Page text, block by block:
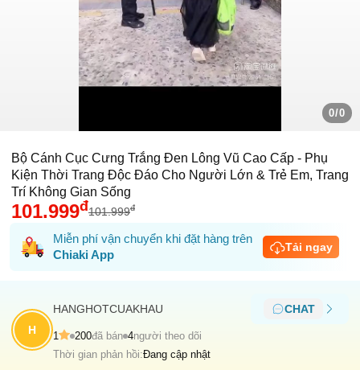
0/0
Bộ Cánh Cục Cưng Trắng Đen Lông Vũ Cao Cấp - Phụ
Kiện Thời Trang Độc Đáo Cho Người Lớn & Trẻ Em, Trang
Trí Không Gian Sống
101.999đ101.999đ
Miễn phí vận chuyển khi đặt hàng trên
Chiaki App
Tải ngay
H
HANGHOTCUAKHAU CHAT
1 200đã bán 4người theo dõi
Thời gian phản hồi:Đang cập nhật